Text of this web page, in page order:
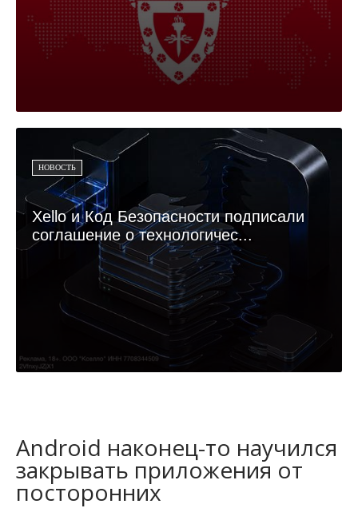
НОВОСТЬ
Xello и Код Безопасности подписали
соглашение о технологичес...
Android наконец-то научился
закрывать приложения от
посторонних